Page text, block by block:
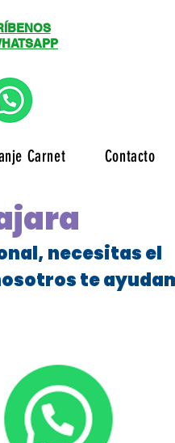
Carnet Contacto
necesitas el
te